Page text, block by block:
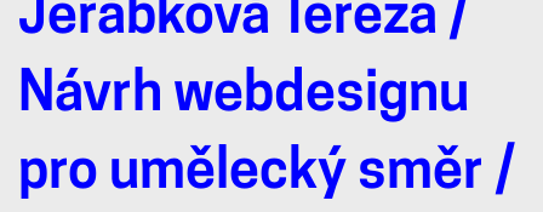
Jeřábková Tereza /
Návrh webdesignu
pro umělecký směr /
webdesignu
pro